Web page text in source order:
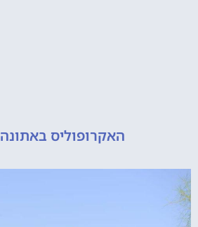
האקרופוליס באתונה סיורים